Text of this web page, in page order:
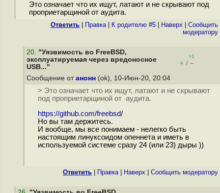
Это означает что их ищут, латают и не скрывают под
проприетарщиной от аудита.
Ответить Правка| К родителю #5 Наверх
Cообщить
модератору
20. "Уязвимость во FreeBSD,
эксплуатируемая через вредоносное
USB..."
+1
+ / –
Сообщение от анонн (ok), 10-Июн-20, 20:04
> Это означает что их ищут, латают и не скрывают
под проприетарщиной от аудита.
https://github.com/freebsd/
Но вы там держитесь.
И вообще, мы все понимаем - нелегко быть
настоящим линуксоидом опеннета и иметь в
используемой системе сразу 24 (или 23) дыры ))
Ответить Правка| Наверх Cообщить модератору